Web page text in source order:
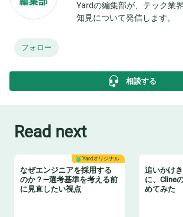
Yardの編集部が、テック業
知見について発信します。
フォロー
相談する
Read next
Yardオリジナル
なぜエンジニアを採用する
のか？—選考基準を考える前
に見直したい視点
追いかけ
に、Cline
めてみた